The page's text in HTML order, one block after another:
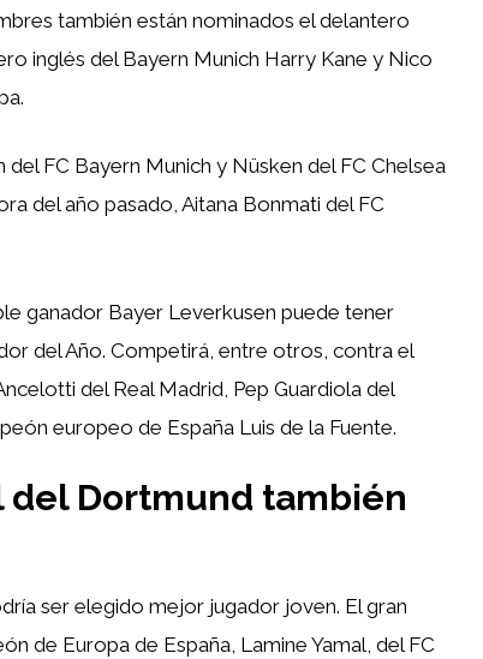
también están nominados el delantero
inglés del Bayern Munich Harry Kane y Nico
FC Bayern Munich y Nüsken del FC Chelsea
del año pasado, Aitana Bonmati del FC
ganador Bayer Leverkusen puede tener
del Año. Competirá, entre otros, contra el
del Real Madrid, Pep Guardiola del
europeo de España Luis de la Fuente.
del Dortmund también
ser elegido mejor jugador joven. El gran
de Europa de España, Lamine Yamal, del FC